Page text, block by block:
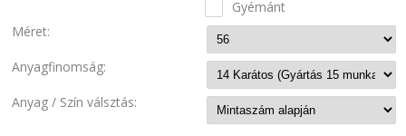
Gyémánt
Méret:
Anyagfinomság:
Anyag / Szín válsztás: